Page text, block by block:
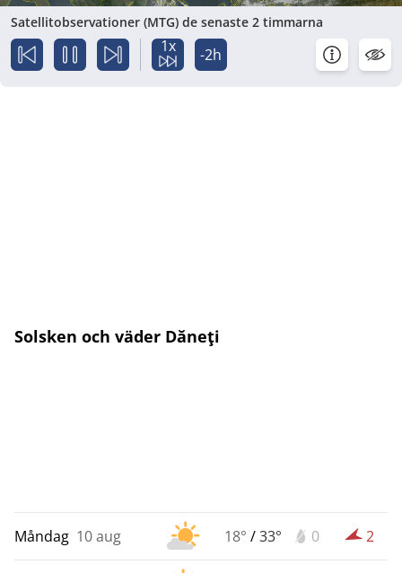
Satellitobservationer (MTG) de senaste 2 timmarna
1x -2h
Solsken och väder Dăneţi
Måndag 10 aug 18° /33° 0 2